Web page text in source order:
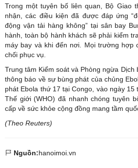
Trong một tuyên bố liên quan, Bộ Giao
nhận, các điều kiện đã được đáp ứng
động vận tải hàng không” tại sân bay
hành, toàn bộ hành khách sẽ phải kiểm
máy bay và khi đến nơi. Mọi trường hợp
chối phục vụ.
Trung tâm Kiểm soát và Phòng ngừa Dịch
thông báo về sự bùng phát của chủng
phát Ebola thứ 17 tại Congo, vào ngày
Thế giới (WHO) đã nhanh chóng tuyên
cấp về sức khỏe cộng đồng mang tầm
(Theo Reuters)
Nguồn:hanoimoi.vn